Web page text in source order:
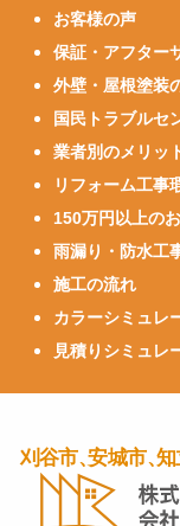
お客様の声
保証・アフター
外壁・屋根塗装
国民トラブルセ
業者別のメリッ
リフォーム工事
150万円以上の
雨漏り・防水工
施工の流れ
カラーシミュレ
見積りシミュレ